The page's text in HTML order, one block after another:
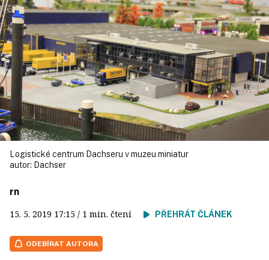
Logistické centrum Dachseru v muzeu miniatur
autor: Dachser
rn
15. 5. 2019 17:15 / 1 min. čtení PŘEHRÁT ČLÁNEK
ODEBÍRAT AUTORA